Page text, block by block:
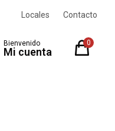
0
Locales Contacto